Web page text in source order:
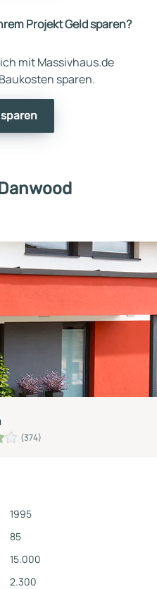
Projekt Geld sparen?
mit Massivhaus.de
sparen.
(374)
1995
85
15.000
2.300